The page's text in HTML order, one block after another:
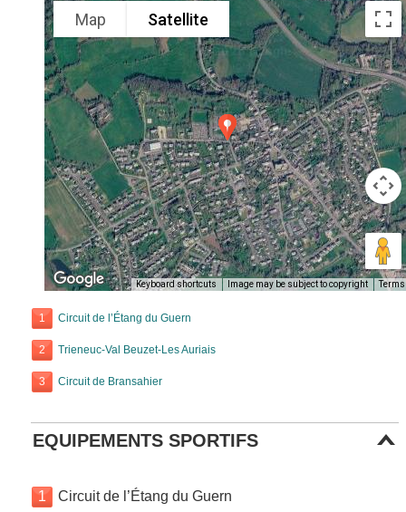
Map Satellite
Keyboard shortcuts Image may be subject to copyright Terms
1 Circuit de l’Étang du Guern
2 Trieneuc-Val Beuzet-Les Auriais
3 Circuit de Bransahier
EQUIPEMENTS SPORTIFS
1 Circuit de l’Étang du Guern